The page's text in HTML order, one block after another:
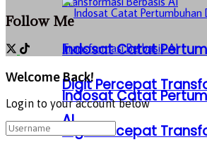
Indosat Catat
Digit Percepat
AI
Indosat Catat
Digit Percepat
Follow Me
Welcome Back!
Login to your account below